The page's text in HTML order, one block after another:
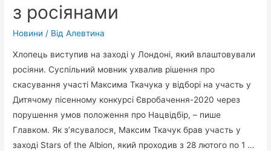
з росіянами
Новини / ВідАлевтина
Хлопець виступив на заході у Лондоні, який влаштовували
росіяни. Суспільний мовник ухвалив рішення про
скасування участі Максима Ткачука у відборі на участь у
Дитячому пісенному конкурсі Євробачення-2020 через
порушення умов положення про Нацвідбір, – пише
Главком. Як з’ясувалося, Максим Ткачук брав участь у
заході Stars of the Albion, який проходив з 28 лютого по 1 …